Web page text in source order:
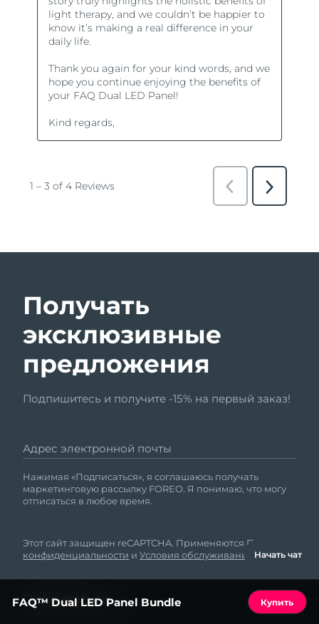
Получать
эксклюзивные
предложения
Подпишитесь и получите -15% на первый заказ!
Адрес электронной почты
Нажимая «Подписаться», я соглашаюсь получать
маркетинговую рассылку FOREO. Я понимаю, что могу
отписаться в любое время.
Этот сайт защищен reCAPTCHA. Применяются Политика
конфиденциальности иУсловия обслуживания Google.
Начать чат
FAQ™ Dual LED Panel Bundle Купить